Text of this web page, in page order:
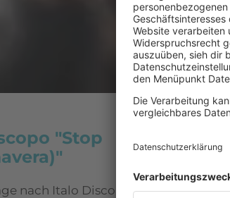
"Stop
nach Italo Disco ging
1984